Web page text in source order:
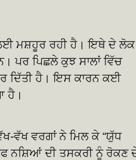
ਲਈ ਮਸ਼ਹੂਰ ਰਹੀ ਹੈ। ਇਥੇ ਦੇ ਲੋਕ
ਪਰ ਪਿਛਲੇ ਕੁਝ ਸਾਲਾਂ ਵਿੱਚ
ਦਿੱਤੀ ਹੈ। ਇਸ ਕਾਰਨ ਕਈ
ਹੈ।
ਵੱਖ ਵਰਗਾਂ ਨੇ ਮਿਲ ਕੇ “ਯੁੱਧ
ਨਸ਼ਿਆਂ ਦੀ ਤਸਕਰੀ ਨੂੰ ਰੋਕਣ